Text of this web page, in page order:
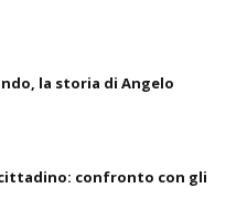
la storia di Angelo
confronto con gli